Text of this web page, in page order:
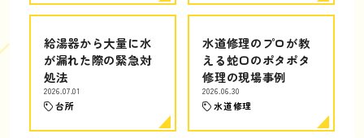
給湯器から大量に水
が漏れた際の緊急対
処法
2026.07.01
台所
水道修理のプロが教
える蛇口のポタポタ
修理の現場事例
2026.06.30
水道修理